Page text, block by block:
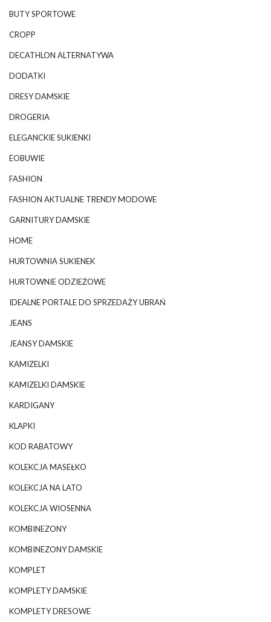
BUTY SPORTOWE
CROPP
DECATHLON ALTERNATYWA
DODATKI
DRESY DAMSKIE
DROGERIA
ELEGANCKIE SUKIENKI
EOBUWIE
FASHION
FASHION AKTUALNE TRENDY MODOWE
GARNITURY DAMSKIE
HOME
HURTOWNIA SUKIENEK
HURTOWNIE ODZIEŻOWE
IDEALNE PORTALE DO SPRZEDAŻY UBRAŃ
JEANS
JEANSY DAMSKIE
KAMIZELKI
KAMIZELKI DAMSKIE
KARDIGANY
KLAPKI
KOD RABATOWY
KOLEKCJA MASEŁKO
KOLEKCJA NA LATO
KOLEKCJA WIOSENNA
KOMBINEZONY
KOMBINEZONY DAMSKIE
KOMPLET
KOMPLETY DAMSKIE
KOMPLETY DRESOWE